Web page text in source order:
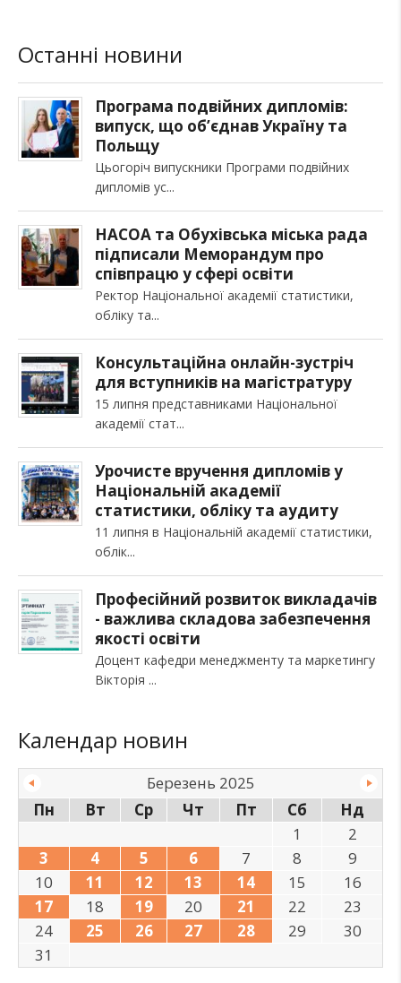
Останні новини
Програма подвійних дипломів:
випуск, що об’єднав Україну та
Польщу
Цьогоріч випускники Програми подвійних
дипломів ус
НАСОА та Обухівська міська рада
підписали Меморандум про
співпрацю у сфері освіти
Ректор Національної академії статистики,
обліку та
Консультаційна онлайн-зустріч
для вступників на магістратуру
15 липня представниками Національної
академії стат
Урочисте вручення дипломів у
Національній академії
статистики, обліку та аудиту
11 липня в Національній академії статистики,
облік
Професійний розвиток викладачів
- важлива складова забезпечення
якості освіти
Доцент кафедри менеджменту та маркетингу
Вікторія
Календар новин
Березень 2025
Пн
Вт Ср Чт Пт Сб
Нд
1
2
3
4 5 6 7 8
9
10
11 12 13 14 15
16
17
18 19 20 21 22
23
24
25 26 27 28 29
30
31